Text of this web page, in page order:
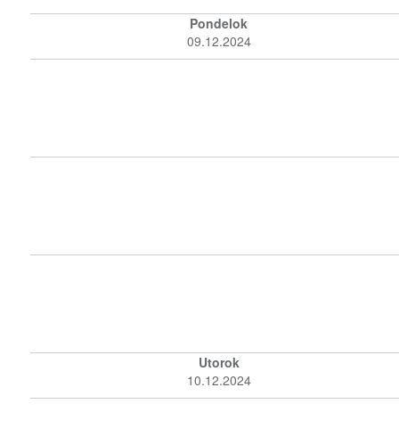
Pondelok
09.12.2024
Utorok
10.12.2024